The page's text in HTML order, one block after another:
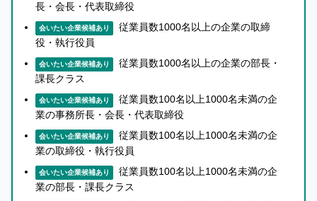
長・会長・代表取締役
会いたい企業候補あり
従業員数1000名以上の企業の取締
役・執行役員
会いたい企業候補あり
従業員数1000名以上の企業の部長・
課長クラス
会いたい企業候補あり
従業員数100名以上1000名未満の企
業の事務所長・会長・代表取締役
会いたい企業候補あり
従業員数100名以上1000名未満の企
業の取締役・執行役員
会いたい企業候補あり
従業員数100名以上1000名未満の企
業の部長・課長クラス
詳
し
く
知
り
た
い
方
へ